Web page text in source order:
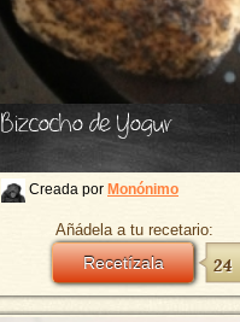
Bizcocho de Yogur
Creada por Monónimo
Añádela a tu recetario:
Recetízala 24